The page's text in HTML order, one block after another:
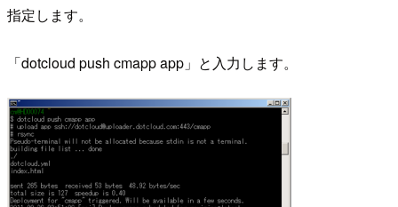
指定します。
「dotcloud push cmapp app」と入力します。